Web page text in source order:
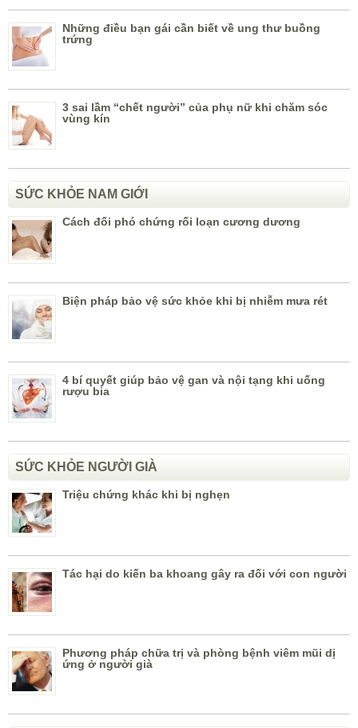
Những điều bạn gái cần biết về ung thư buồng
trứng
3 sai lầm “chết người” của phụ nữ khi chăm sóc
vùng kín
SỨC KHỎE NAM GIỚI
Cách đối phó chứng rối loạn cương dương
Biện pháp bảo vệ sức khỏe khi bị nhiễm mưa rét
4 bí quyết giúp bảo vệ gan và nội tạng khi uống
rượu bia
SỨC KHỎE NGƯỜI GIÀ
Triệu chứng khác khi bị nghẹn
Tác hại do kiến ba khoang gây ra đối với con người
Phương pháp chữa trị và phòng bệnh viêm mũi dị
ứng ở người già